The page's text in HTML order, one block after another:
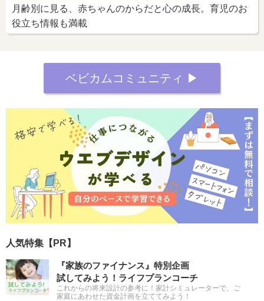
月齢別に見る、赤ちゃんのからだと心の成長。育児のお
役立ち情報も満載
ベビカムコミュニティ ▶︎
人気特集【PR】
『家族のファイナンス』特別企画
試してみよう！ライフプランコーチ
これからの将来設計の参考に！家計シミュレーターで、ご
家庭にあわせた資金計画を立ててみよう！